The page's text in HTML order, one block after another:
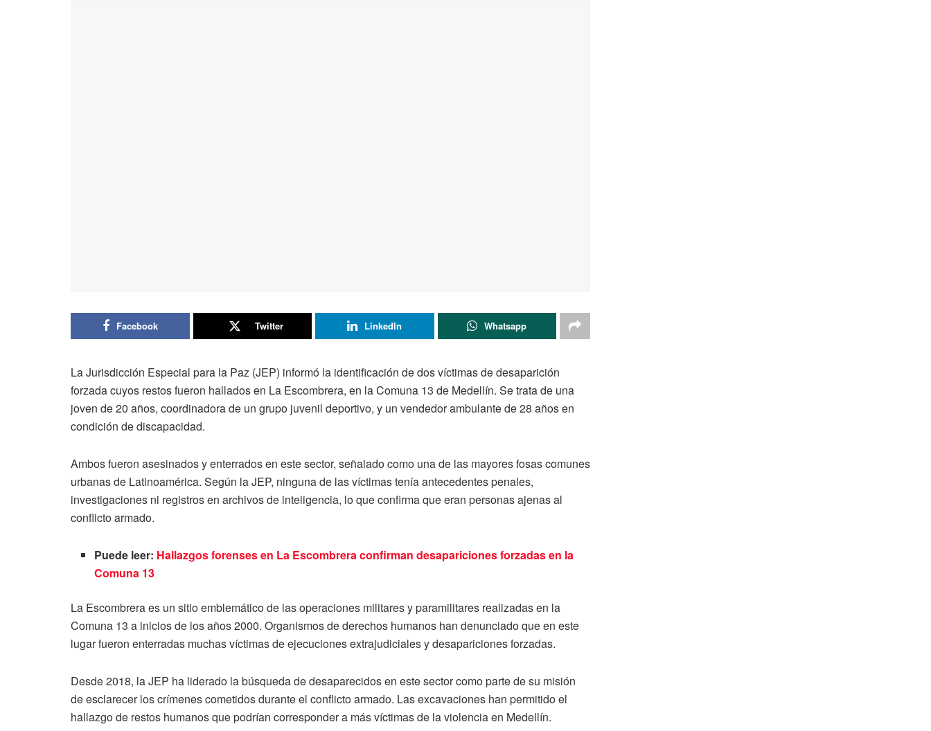
Facebook Twitter LinkedIn Whatsapp
La Jurisdicción Especial para la Paz (JEP) informó la identificación de dos víctimas de desaparición
forzada cuyos restos fueron hallados en La Escombrera, en la Comuna 13 de Medellín. Se trata de una
joven de 20 años, coordinadora de un grupo juvenil deportivo, y un vendedor ambulante de 28 años en
condición de discapacidad.
Ambos fueron asesinados y enterrados en este sector, señalado como una de las mayores fosas comunes
urbanas de Latinoamérica. Según la JEP, ninguna de las víctimas tenía antecedentes penales,
investigaciones ni registros en archivos de inteligencia, lo que confirma que eran personas ajenas al
conflicto armado.
Puede leer: Hallazgos forenses en La Escombrera confirman desapariciones forzadas en la
Comuna 13
La Escombrera es un sitio emblemático de las operaciones militares y paramilitares realizadas en la
Comuna 13 a inicios de los años 2000. Organismos de derechos humanos han denunciado que en este
lugar fueron enterradas muchas víctimas de ejecuciones extrajudiciales y desapariciones forzadas.
Desde 2018, la JEP ha liderado la búsqueda de desaparecidos en este sector como parte de su misión
de esclarecer los crímenes cometidos durante el conflicto armado. Las excavaciones han permitido el
hallazgo de restos humanos que podrían corresponder a más víctimas de la violencia en Medellín.